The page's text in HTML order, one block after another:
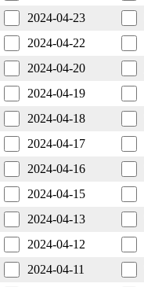
2024-04-23
2024-04-22
2024-04-20
2024-04-19
2024-04-18
2024-04-17
2024-04-16
2024-04-15
2024-04-13
2024-04-12
2024-04-11